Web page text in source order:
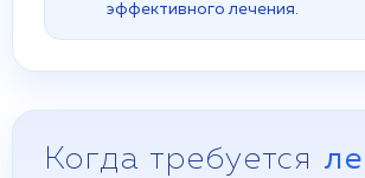
эффективного лечения.
Когда требуется